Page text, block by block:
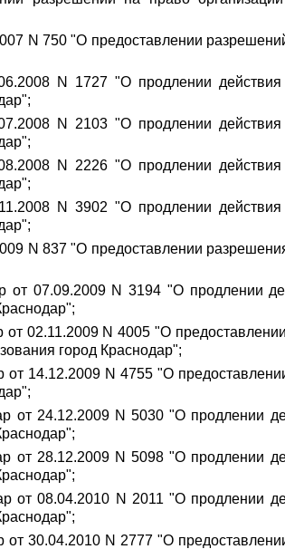
N 750 "О предоставлении
N 1727 "О продлении
N 2103 "О продлении
N 2226 "О продлении
N 3902 "О продлении
N 837 "О предоставлении
от 07.09.2009 N 3194 "О продлении
02.11.2009 N 4005 "О
город Краснодар";
от 14.12.2009 N 4755 "О
от 24.12.2009 N 5030 "О продлении
от 28.12.2009 N 5098 "О продлении
от 08.04.2010 N 2011 "О продлении
от 30.04.2010 N 2777 "О